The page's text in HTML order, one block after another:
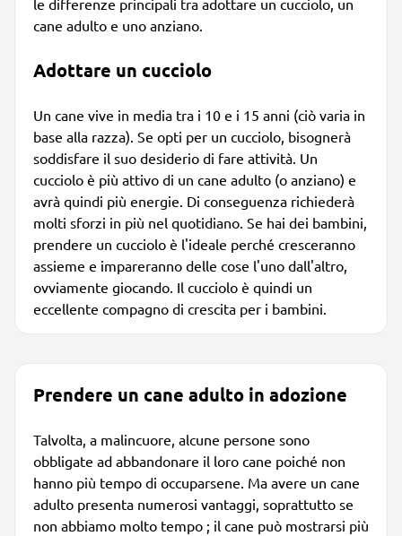
cane adulto e uno anziano.
Adottare un cucciolo
Un cane vive in media tra i 10 e i 15 anni (ciò varia in
base alla razza). Se opti per un cucciolo, bisognerà
soddisfare il suo desiderio di fare attività. Un
cucciolo è più attivo di un cane adulto (o anziano) e
avrà quindi più energie. Di conseguenza richiederà
molti sforzi in più nel quotidiano. Se hai dei bambini,
prendere un cucciolo è l'ideale perché cresceranno
assieme e impareranno delle cose l'uno dall'altro,
ovviamente giocando. Il cucciolo è quindi un
eccellente compagno di crescita per i bambini.
Prendere un cane adulto in adozione
Talvolta, a malincuore, alcune persone sono
obbligate ad abbandonare il loro cane poiché non
hanno più tempo di occuparsene. Ma avere un cane
adulto presenta numerosi vantaggi, soprattutto se
non abbiamo molto tempo ; il cane può mostrarsi più